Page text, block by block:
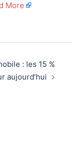
More
: les 15 %
aujourd’hui